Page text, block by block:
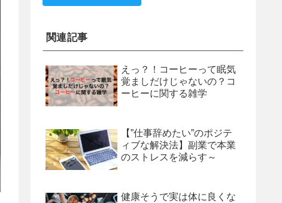
関連記事
えっ？！コーヒーって眠気
覚ましだけじゃないの？コ
ーヒーに関する雑学
【”仕事辞めたい”のポジテ
ィブな解決法】副業で本業
のストレスを減らす～
健康そうで実は体に良くな